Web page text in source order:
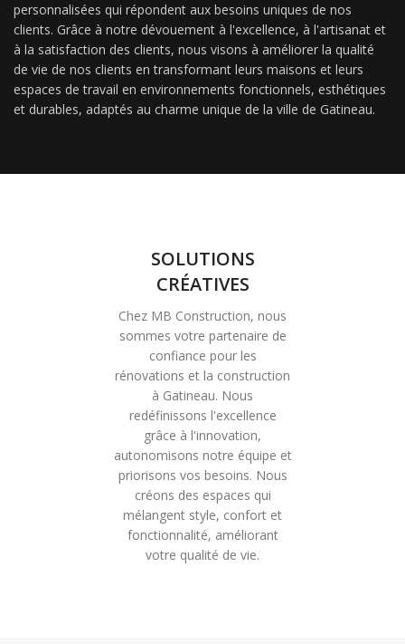
personnalisées qui répondent aux besoins uniques de nos
clients. Grâce à notre dévouement à l'excellence, à l'artisanat et
à la satisfaction des clients, nous visons à améliorer la qualité
de vie de nos clients en transformant leurs maisons et leurs
espaces de travail en environnements fonctionnels, esthétiques
et durables, adaptés au charme unique de la ville de Gatineau.
SOLUTIONS
CRÉATIVES
Chez MB Construction, nous
sommes votre partenaire de
confiance pour les
rénovations et la construction
à Gatineau. Nous
redéfinissons l'excellence
grâce à l'innovation,
autonomisons notre équipe et
priorisons vos besoins. Nous
créons des espaces qui
mélangent style, confort et
fonctionnalité, améliorant
votre qualité de vie.